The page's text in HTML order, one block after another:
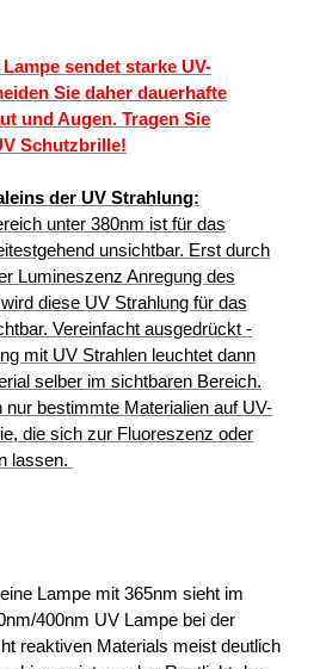
sendet starke UV-
Sie daher dauerhafte
und Augen. Tragen Sie
Schutzbrille!
der UV Strahlung:
unter 380nm ist für das
unsichtbar. Erst durch
Lumineszenz Anregung des
diese UV Strahlung für das
Vereinfacht ausgedrückt -
mit UV Strahlen leuchtet dann
selber im sichtbaren Bereich.
nur bestimmte Materialien auf UV-
die sich zur Fluoreszenz oder
lassen.
Lampe mit 365nm sieht im
400nm UV Lampe bei der
reaktiven Materials meist deutlich